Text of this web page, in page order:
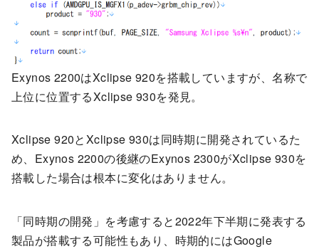
Exynos 2200はXclipse 920を搭載していますが、名称で
上位に位置するXclipse 930を発見。
Xclipse 920とXclipse 930は同時期に開発されているた
め、Exynos 2200の後継のExynos 2300がXclipse 930を
搭載した場合は根本に変化はありません。
「同時期の開発」を考慮すると2022年下半期に発表する
製品が搭載する可能性もあり、時期的にはGoogle